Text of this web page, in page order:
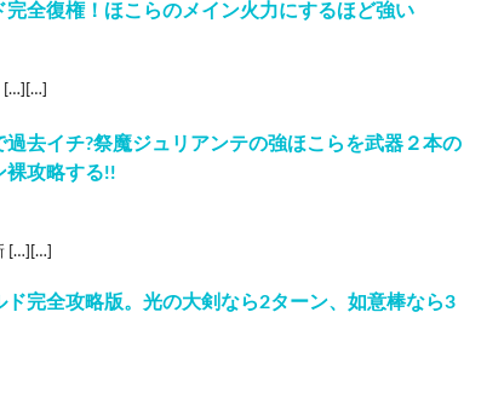
完全復権！ほこらのメイン火力にするほど強い
[…][…]
過去イチ?祭魔ジュリアンテの強ほこらを武器２本の
裸攻略する!!
[…][…]
ド完全攻略版。光の大剣なら2ターン、如意棒なら3